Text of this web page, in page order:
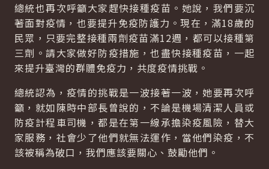
總統也再次呼籲大家趕快接種疫苗。她說，我們要沉
著面對疫情，也要提升免疫防護力。現在，滿18歲的
民眾，只要完整接種兩劑疫苗滿12週，都可以接種第
三劑。請大家做好防疫措施，也盡快接種疫苗，一起
來提升臺灣的群體免疫力，共度疫情挑戰。
總統認為，疫情的挑戰是一波接著一波，她要再次呼
籲，就如陳時中部長曾說的，不論是機場清潔人員或
防疫計程車司機，都是在第一線承擔染疫風險，替大
家服務，社會少了他們就無法運作，當他們染疫，不
該被稱為破口，我們應該要關心、鼓勵他們。